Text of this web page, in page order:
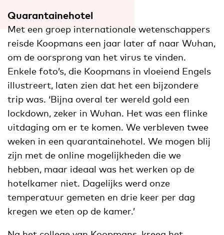
Quarantainehotel
Met een groep internationale wetenschappers
reisde Koopmans een jaar later af naar Wuhan,
om de oorsprong van het virus te vinden.
Enkele foto’s, die Koopmans in vloeiend Engels
illustreert, laten zien dat het een bijzondere
trip was. ‘Bijna overal ter wereld gold een
lockdown, zeker in Wuhan. Het was een flinke
uitdaging om er te komen. We verbleven twee
weken in een quarantainehotel. We mogen blij
zijn met de online mogelijkheden die we
hebben, maar ideaal was het werken op de
hotelkamer niet. Dagelijks werd onze
temperatuur gemeten en drie keer per dag
kregen we eten op de kamer.’